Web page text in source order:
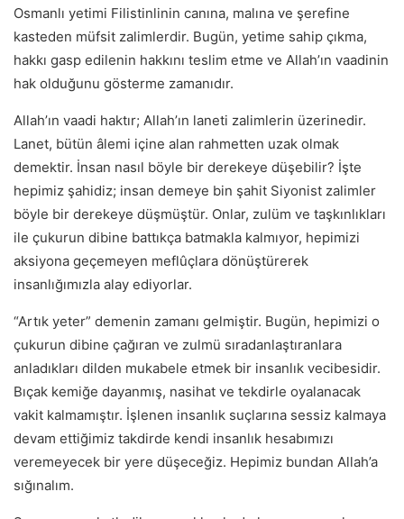
Osmanlı yetimi Filistinlinin canına, malına ve şerefine
kasteden müfsit zalimlerdir. Bugün, yetime sahip çıkma,
hakkı gasp edilenin hakkını teslim etme ve Allah’ın vaadinin
hak olduğunu gösterme zamanıdır.
Allah’ın vaadi haktır; Allah’ın laneti zalimlerin üzerinedir.
Lanet, bütün âlemi içine alan rahmetten uzak olmak
demektir. İnsan nasıl böyle bir derekeye düşebilir? İşte
hepimiz şahidiz; insan demeye bin şahit Siyonist zalimler
böyle bir derekeye düşmüştür. Onlar, zulüm ve taşkınlıkları
ile çukurun dibine battıkça batmakla kalmıyor, hepimizi
aksiyona geçemeyen meflûçlara dönüştürerek
insanlığımızla alay ediyorlar.
“Artık yeter” demenin zamanı gelmiştir. Bugün, hepimizi o
çukurun dibine çağıran ve zulmü sıradanlaştıranlara
anladıkları dilden mukabele etmek bir insanlık vecibesidir.
Bıçak kemiğe dayanmış, nasihat ve tekdirle oyalanacak
vakit kalmamıştır. İşlenen insanlık suçlarına sessiz kalmaya
devam ettiğimiz takdirde kendi insanlık hesabımızı
veremeyecek bir yere düşeceğiz. Hepimiz bundan Allah’a
sığınalım.